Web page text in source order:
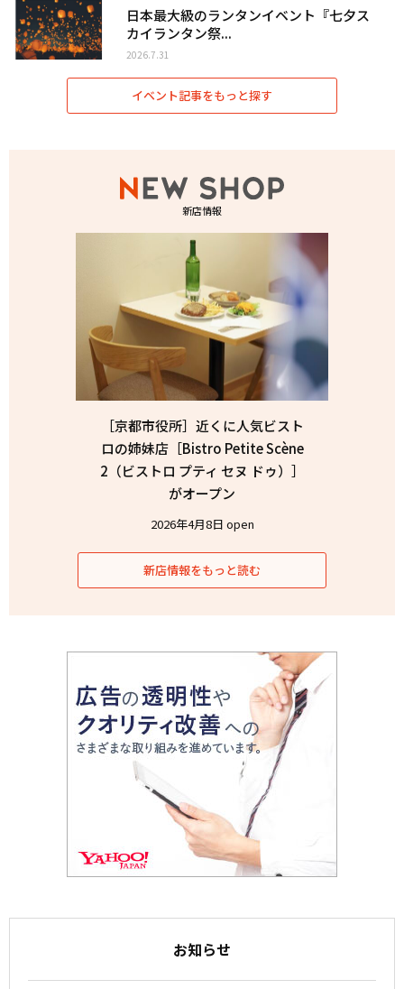
日本最大級のランタンイベント『七夕ス
カイランタン祭...
2026.7.31
イベント記事をもっと探す
新店情報
［京都市役所］近くに人気ビスト
ロの姉妹店［Bistro Petite Scène
2（ビストロ プティ セヌ ドゥ）］
がオープン
2026年4月8日 open
新店情報をもっと読む
お知らせ